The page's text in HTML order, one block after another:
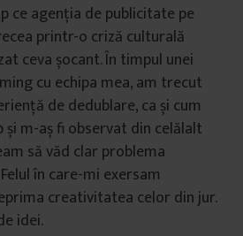
ce agenția de publicitate pe
printr-o criză culturală
ceva șocant. În timpul unei
cu echipa mea, am trecut
de dedublare, ca și cum
m-aș fi observat din celălalt
să văd clar problema
în care-mi exersam
creativitatea celor din jur.
idei.